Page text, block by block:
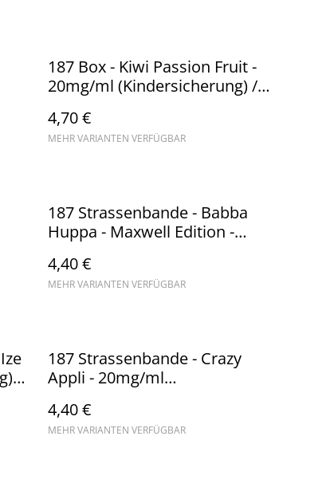
187 Box - Kiwi Passion Fruit -
20mg/ml (Kindersicherung) //
4,70 €
MEHR VARIANTEN VERFÜGBAR
187 Strassenbande - Babba
Huppa - Maxwell Edition -
Steuerware
4,40 €
MEHR VARIANTEN VERFÜGBAR
//
187 Strassenbande - Crazy
Appli - 20mg/ml
Steuerware
4,40 €
MEHR VARIANTEN VERFÜGBAR